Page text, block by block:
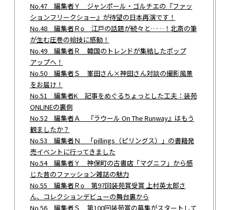
No.47 編集者Ｙ ジャンポール・ゴルチエの『ファッ
ションフリークショー』が待望の日本再演です！
No.48 編集者Ｒo 江戸の話題が続々と……！北斎の筆
が生む圧巻の絵技に感動！
No.49 編集者Ｒ 韓国のトレンドが集結したポップ
アップへ！
No.50 編集者Ｓ 峯田さん×神田さん対談の撮影風景
をお届け！
No.51 編集者K 記事をめぐるちょっとした工夫：装苑
ONLINEの裏側
No.52 編集者Ａ 『ラウール On The Runway』はもう
観ましたか？
No.53 編集者Ｎ 「pillings（ピリングス）」の書籍発
売イベントに行ってきました
No.54 編集者Ｙ 神保町の古書店「マグニフ」から感
じた昔のファッション雑誌の魅力
No.55 編集者Ｒo 第97回装苑賞受賞 上村英太郎さ
ん、コレクションデビューの舞台裏から
No.56 編集者Ｓ 第100回装苑賞の募集がスタートして